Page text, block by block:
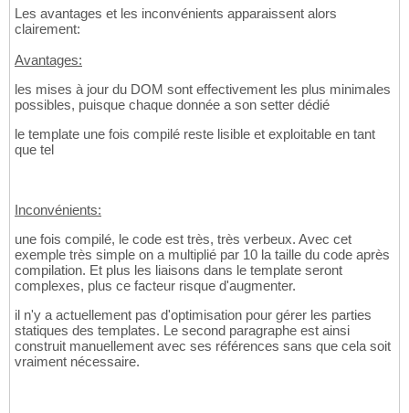
14
15
17
19
20
21
22
23
26
28
29
30
31
32
33
34
35
// Construct dom
  p1.
  p1.
  p3.
appendChild(document.createTextNode(
  p3.
appendChild(i4);
  p3.
appendChild document createTextNode
  div0.
appendChild(p1);
this.__update__ =
      text2.textContent =
name;
}
};
// Set root nodes
this.nodes = [div0]
}
hello.prototype Monkberry.
Les avantages et les inconvénients apparaissent alors
clairement:
Avantages:
les mises à jour du DOM sont effectivement les plus minimales
possibles, puisque chaque donnée a son setter dédié
le template une fois compilé reste lisible et exploitable en tant
que tel
Inconvénients:
une fois compilé, le code est très, très verbeux. Avec cet
exemple très simple on a multiplié par 10 la taille du code après
compilation. Et plus les liaisons dans le template seront
complexes, plus ce facteur risque d'augmenter.
il n'y a actuellement pas d'optimisation pour gérer les parties
statiques des templates. Le second paragraphe est ainsi
construit manuellement avec ses références sans que cela soit
vraiment nécessaire.